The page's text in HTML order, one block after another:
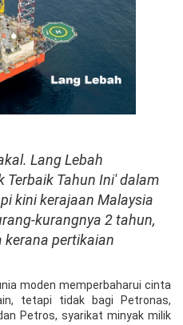
Lang Lebah
Terbaik Tahun Ini' dalam
kini kerajaan Malaysia
kurangnya 2 tahun,
kerana pertikaian
moden memperbaharui cinta
tetapi tidak bagi Petronas,
Petros, syarikat minyak milik